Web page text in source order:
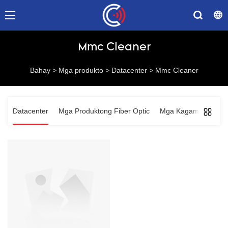
Mmc Cleaner
Bahay > Mga produkto > Datacenter > Mmc Cleaner
Datacenter Mga Produktong Fiber Optic Mga Kagamitan sa